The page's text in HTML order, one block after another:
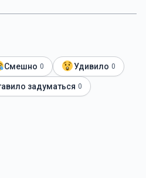
Смешно 0 Удивило 0
задуматься 0